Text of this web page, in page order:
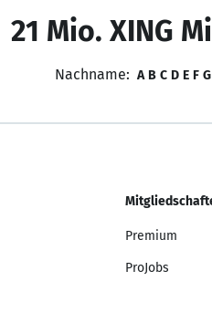
21 Mio. XING
Nachname: A B C D E F G
Premium
ProJobs